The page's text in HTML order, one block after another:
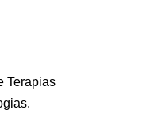
Terapias